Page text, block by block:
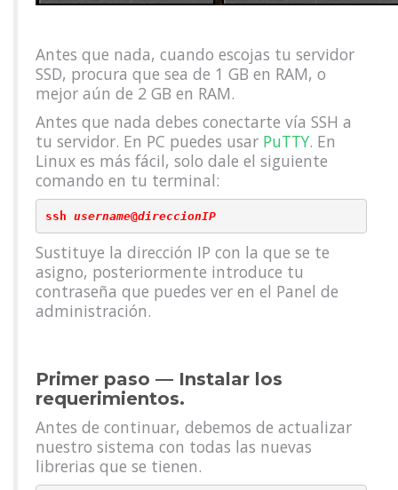
Antes que nada, cuando escojas tu servidor
SSD, procura que sea de 1 GB en RAM, o
mejor aún de 2 GB en RAM.
Antes que nada debes conectarte vía SSH a
tu servidor. En PC puedes usar PuTTY. En
Linux es más fácil, solo dale el siguiente
comando en tu terminal:
ssh username@direccionIP
Sustituye la dirección IP con la que se te
asigno, posteriormente introduce tu
contraseña que puedes ver en el Panel de
administración.
Primer paso — Instalar los
requerimientos.
Antes de continuar, debemos de actualizar
nuestro sistema con todas las nuevas
librerias que se tienen.